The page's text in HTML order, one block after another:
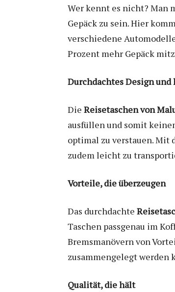
Wer kennt es nicht? Man
Gepäck zu sein. Hier
verschiedene
Prozent mehr Gepäck
Durchdachtes Design
Die Reisetaschen von
ausfüllen und somit
optimal zu verstauen. Mit
zudem leicht zu
Vorteile, die überzeugen
Das durchdachte
Taschen passgenau im
Bremsmanövern von
zusammengelegt werden
Qualität, die hält